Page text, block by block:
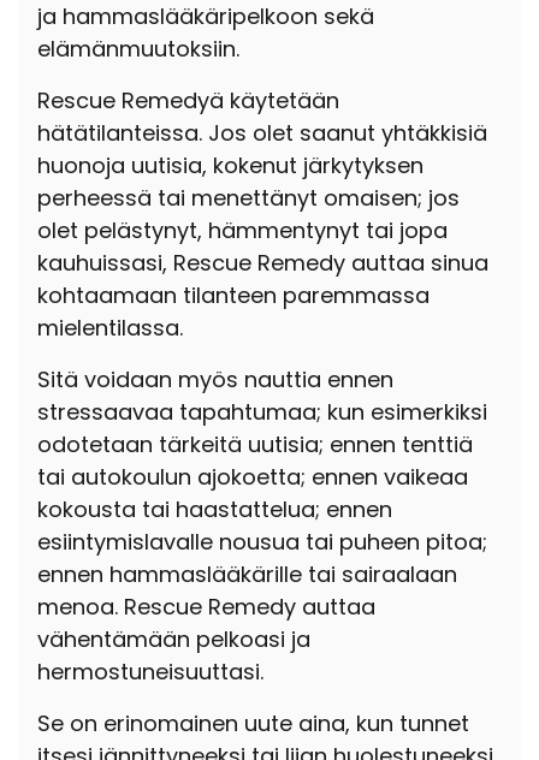
ja hammaslääkäripelkoon sekä
elämänmuutoksiin.
Rescue Remedyä käytetään
hätätilanteissa. Jos olet saanut yhtäkkisiä
huonoja uutisia, kokenut järkytyksen
perheessä tai menettänyt omaisen; jos
olet pelästynyt, hämmentynyt tai jopa
kauhuissasi, Rescue Remedy auttaa sinua
kohtaamaan tilanteen paremmassa
mielentilassa.
Sitä voidaan myös nauttia ennen
stressaavaa tapahtumaa; kun esimerkiksi
odotetaan tärkeitä uutisia; ennen tenttiä
tai autokoulun ajokoetta; ennen vaikeaa
kokousta tai haastattelua; ennen
esiintymislavalle nousua tai puheen pitoa;
ennen hammaslääkärille tai sairaalaan
menoa. Rescue Remedy auttaa
vähentämään pelkoasi ja
hermostuneisuuttasi.
Se on erinomainen uute aina, kun tunnet